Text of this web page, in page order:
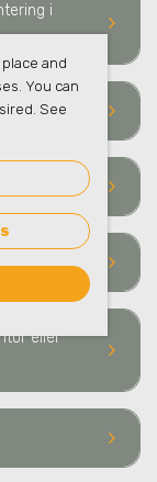
keyboard_arrow_right
i
keyboard_arrow_right
keyboard_arrow_right
i Solna?
keyboard_arrow_right
keyboard_arrow_right
eller
keyboard_arrow_right
and
You can
See